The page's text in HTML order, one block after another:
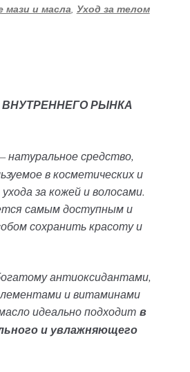
мази и масла, Уход за телом
РЫНКА
средство,
в косметических и
за кожей и волосами.
самым доступным и
сохранить красоту и
антиоксидантами,
и витаминами
идеально подходит в
и увлажняющего